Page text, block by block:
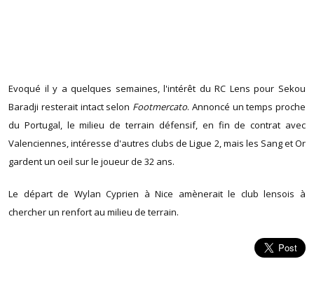
Evoqué il y a quelques semaines, l'intérêt du RC Lens pour Sekou
Baradji resterait intact selon Footmercato. Annoncé un temps proche
du Portugal, le milieu de terrain défensif, en fin de contrat avec
Valenciennes, intéresse d'autres clubs de Ligue 2, mais les Sang et Or
gardent un oeil sur le joueur de 32 ans.
Le départ de Wylan Cyprien à Nice amènerait le club lensois à
chercher un renfort au milieu de terrain.